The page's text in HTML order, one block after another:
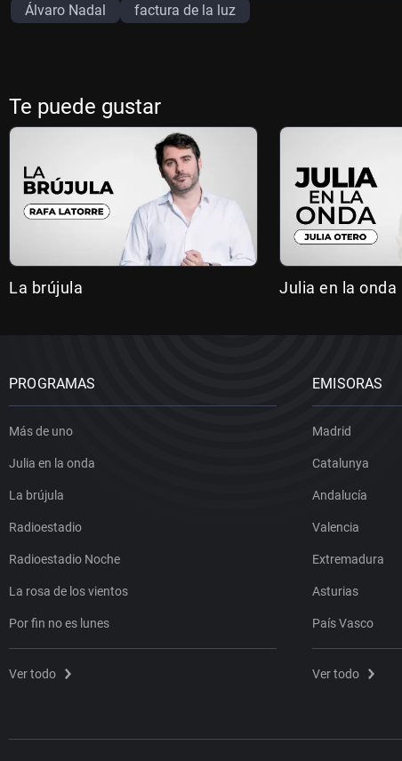
Álvaro Nadal
factura de la luz
Te puede gustar
La brújula Julia en la onda
PROGRAMAS
Más de uno
Julia en la onda
La brújula
Radioestadio
Radioestadio Noche
La rosa de los vientos
Por fin no es lunes
Ver todo
EMISORAS
Madrid
Catalunya
Andalucía
Valencia
Extremadura
Asturias
País Vasco
Ver todo